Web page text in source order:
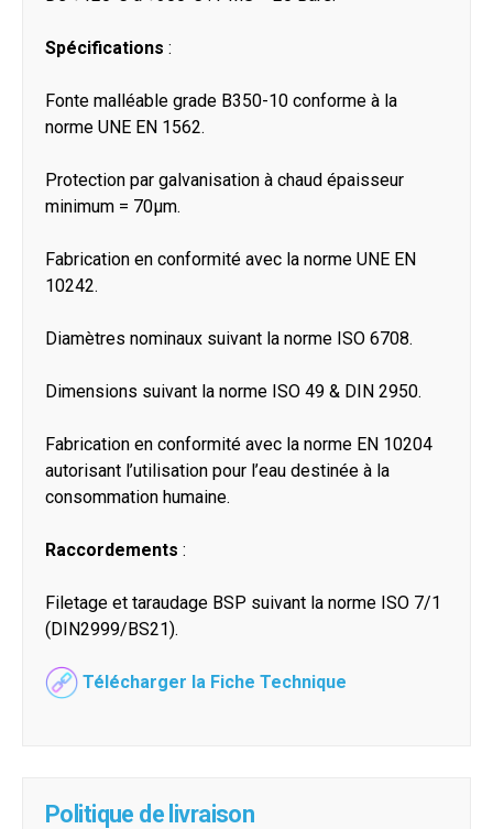
Spécifications :
Fonte malléable grade B350-10 conforme à la
norme UNE EN 1562.
Protection par galvanisation à chaud épaisseur
minimum = 70μm.
Fabrication en conformité avec la norme UNE EN
10242.
Diamètres nominaux suivant la norme ISO 6708.
Dimensions suivant la norme ISO 49 & DIN 2950.
Fabrication en conformité avec la norme EN 10204
autorisant l’utilisation pour l’eau destinée à la
consommation humaine.
Raccordements :
Filetage et taraudage BSP suivant la norme ISO 7/1
(DIN2999/BS21).
Télécharger la Fiche Technique
Politique de livraison